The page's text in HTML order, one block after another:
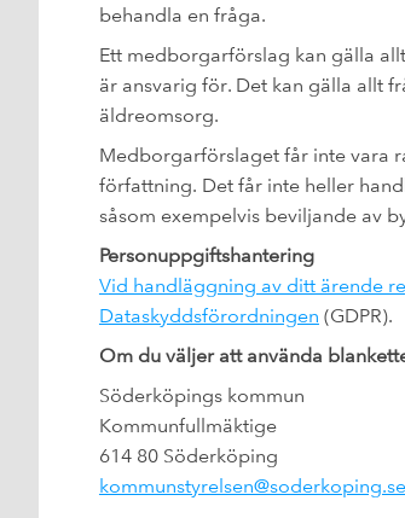
behandla en fråga.
Ett medborgarförslag kan gälla
är ansvarig för. Det kan gälla allt
äldreomsorg.
Medborgarförslaget får inte vara
författning. Det får inte heller
såsom exempelvis beviljande av
Personuppgiftshantering
Vid handläggning av ditt ärende
Dataskyddsförordningen (GDPR).
Om du väljer att använda
Söderköpings kommun
Kommunfullmäktige
614 80 Söderköping
kommunstyrelsen@soderkoping.se